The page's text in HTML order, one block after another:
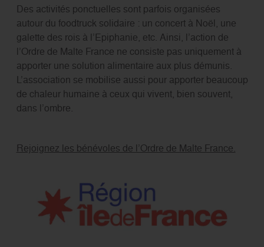
Des activités ponctuelles sont parfois organisées
autour du foodtruck solidaire : un concert à Noël, une
galette des rois à l’Epiphanie, etc. Ainsi, l’action de
l’Ordre de Malte France ne consiste pas uniquement à
apporter une solution alimentaire aux plus démunis.
L’association se mobilise aussi pour apporter beaucoup
de chaleur humaine à ceux qui vivent, bien souvent,
dans l’ombre.
Rejoignez les bénévoles de l’Ordre de Malte France.